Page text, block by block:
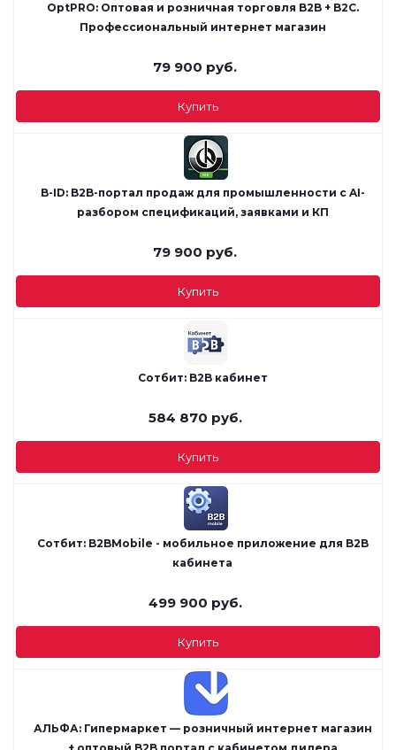
OptPRO: Оптовая и розничная торговля B2B + B2C.
Профессиональный интернет магазин
79 900 руб.
Купить
B-ID: B2B-портал продаж для промышленности с AI-
разбором спецификаций, заявками и КП
79 900 руб.
Купить
Сотбит: B2B кабинет
584 870 руб.
Купить
Сотбит: B2BMobile - мобильное приложение для B2B
кабинета
499 900 руб.
Купить
АЛЬФА: Гипермаркет — розничный интернет магазин